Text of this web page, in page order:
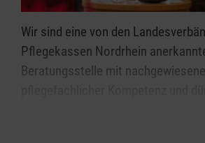
Wir sind eine von den
Pflegekassen Nordrhein
Beratungsstelle mit
Beratungseinsätze nach § 37 Abs.